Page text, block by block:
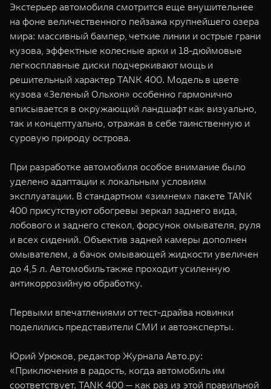
Экстерьер автомобиля смотрится еще внушительнее
на фоне величественного пейзажа крупнейшего озера
мира: массивный бампер, четкие линии и острые грани
кузова, эффектные колесные арки и 18-дюймовые
легкосплавные диски подчеркивают мощь и
решительный характер TANK 400. Модель в цвете
кузова «Зеленый Ольхон» особенно гармонично
вписывается в окружающий ландшафт как визуально,
так и концептуально, отражая в себе таинственную и
суровую природу острова.
При разработке автомобиля особое внимание было
уделено адаптации к локальным условиям
эксплуатации. В стандартном «зимнем» пакете TANK
400 присутствуют обогревы зеркал заднего вида,
лобового и заднего стекол, форсунок омывателя, руля
и всех сидений. Объектив задней камеры дополнен
омывателем, а бачок омывающей жидкости увеличен
до 4,5 л. Автомобиль также проходит усиленную
антикоррозийную обработку.
Первыми впечатлениями от тест-драйва новинки
поделились представители СМИ и автоэксперты.
Юрий Урюков, редактор Журнала Авто.ру:
«Приключения в радость, когда автомобиль им
соответствует. TANK 400 — как раз из этой правильной